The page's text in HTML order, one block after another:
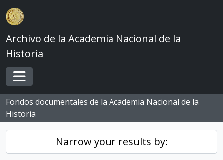
Skip to main content
Archivo de la Academia Nacional de la
Historia
Toggle navigation
Fondos documentales de la Academia Nacional de la
Historia
Narrow your results by: